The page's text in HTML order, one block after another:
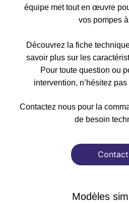
équipe met tout en œuvre
vos pompes
Découvrez la fiche
savoir plus sur les
Pour toute question ou
intervention, n’hésitez
Contactez nous pour la
de besoin
Contact
Modèles